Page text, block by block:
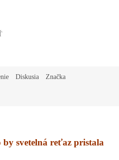
Diskusia Značka
by svetelná reťaz pristala